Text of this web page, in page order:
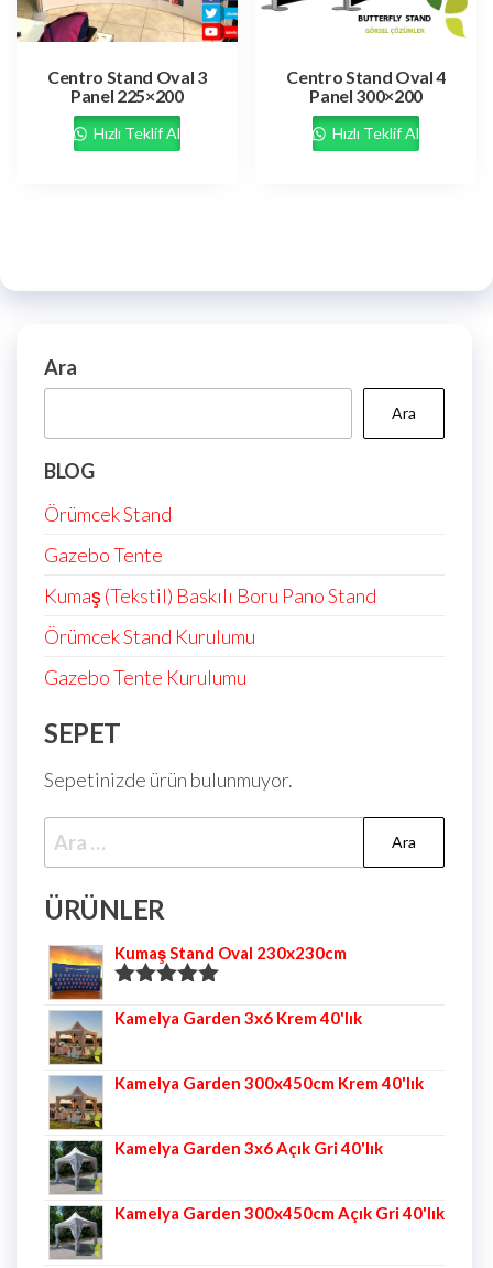
Centro Stand Oval 3
Panel 225×200
Hızlı Teklif Al
Centro Stand Oval 4
Panel 300×200
Hızlı Teklif Al
Ara
Ara
BLOG
Örümcek Stand
Gazebo Tente
Kumaş (Tekstil) Baskılı Boru Pano Stand
Örümcek Stand Kurulumu
Gazebo Tente Kurulumu
SEPET
Sepetinizde ürün bulunmuyor.
ÜRÜNLER
Kumaş Stand Oval 230x230cm
5.00oy aldı
Kamelya Garden 3x6 Krem 40'lık
Kamelya Garden 300x450cm Krem 40'lık
Kamelya Garden 3x6 Açık Gri 40'lık
Kamelya Garden 300x450cm Açık Gri 40'lık